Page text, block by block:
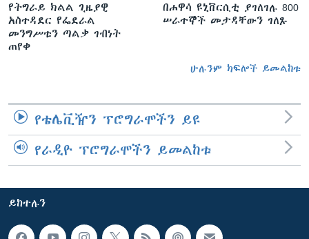
የትግራይ ክልል ጊዜያዊ
አስተዳደር የፌደራል
መንግሥቱን ጣልቃ ገብነት
ጠየቀ
በሐዋሳ ዩኒቨርሲቲ ያገለገሉ 800
ሠራተኞች መታዳቸውን ገለጹ
ሁሉንም ክፍሎች ይመልከቱ
የቴሌቪዥን ፕሮግራሞችን ይዩ
የራዲዮ ፕሮግራሞችን ይመልከቱ
ይከተሉን